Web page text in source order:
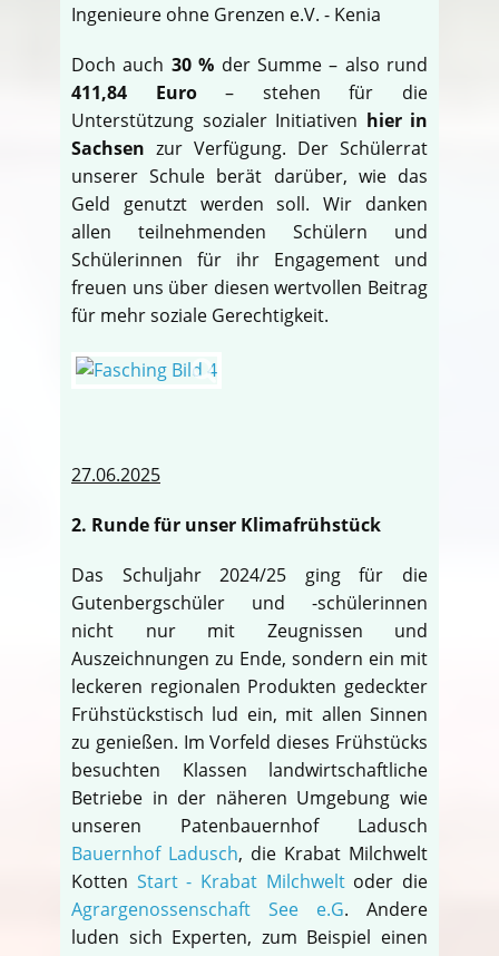
Ingenieure ohne Grenzen e.V. - Kenia
Doch auch 30 % der Summe – also rund
411,84 Euro– stehen für die
Unterstützung sozialer Initiativen hier in
Sachsen zur Verfügung. Der Schülerrat
unserer Schule berät darüber, wie das
Geld genutzt werden soll. Wir danken
allen teilnehmenden Schülern und
Schülerinnen für ihr Engagement und
freuen uns über diesen wertvollen Beitrag
für mehr soziale Gerechtigkeit.
27.06.2025
2. Runde für unser Klimafrühstück
Das Schuljahr 2024/25 ging für die
Gutenbergschüler und -schülerinnen
nicht nur mit Zeugnissen und
Auszeichnungen zu Ende, sondern ein mit
leckeren regionalen Produkten gedeckter
Frühstückstisch lud ein, mit allen Sinnen
zu genießen. Im Vorfeld dieses Frühstücks
besuchten Klassen landwirtschaftliche
Betriebe in der näheren Umgebung wie
unseren Patenbauernhof Ladusch
Bauernhof Ladusch, die Krabat Milchwelt
Kotten Start - Krabat Milchweltoder die
Agrargenossenschaft See e.G. Andere
luden sich Experten, zum Beispiel einen